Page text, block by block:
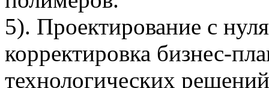
5). Проектирование с
корректировка бизнес-
технологических